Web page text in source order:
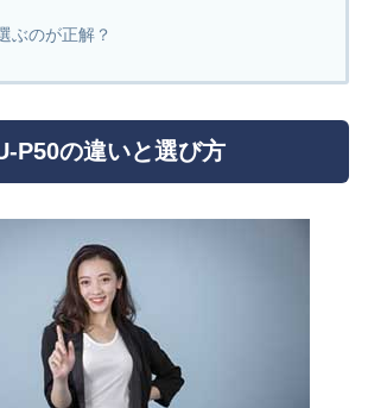
ぶのが正解？
P50の違いと選び方